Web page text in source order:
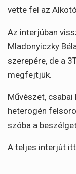
vette fel az
Az interjúban
Mladonyiczky
szerepére, de a
megfejtjük.
Művészet,
heterogén
szóba a
A teljes interjút